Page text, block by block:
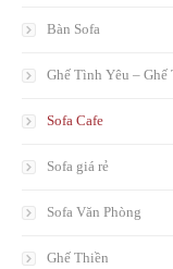
Bàn Sofa
Ghế Tình Yêu – Ghế
Sofa Cafe
Sofa giá rẻ
Sofa Văn Phòng
Ghế Thiền